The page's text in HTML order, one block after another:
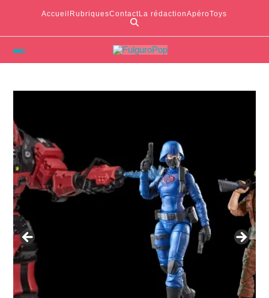
Accueil RubriquesContactLa rédactionApéroToys